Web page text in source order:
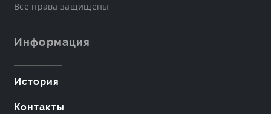
Все права защищены
Информация
История
Контакты